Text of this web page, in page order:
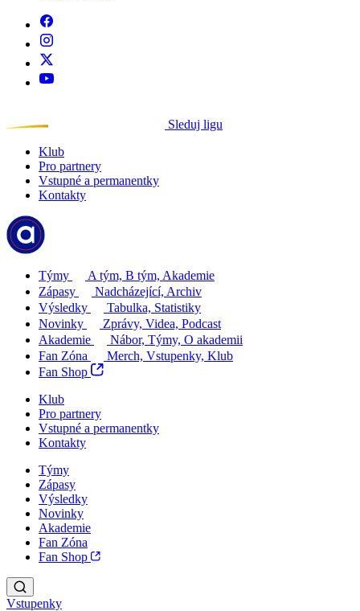
Sleduj ligu
Klub
Pro partnery
Vstupné a permanentky
Kontakty
Týmy
A tým, B tým, Akademie
Zápasy
Nadcházející, Archiv
Výsledky
Tabulka, Statistiky
Novinky
Zprávy, Videa, Podcast
Akademie
Nábor, Týmy, O akademii
Fan Zóna
Merch, Vstupenky, Klub
Fan Shop
Klub
Pro partnery
Vstupné a permanentky
Kontakty
Týmy
Zápasy
Výsledky
Novinky
Akademie
Fan Zóna
Fan Shop
Vstupenky